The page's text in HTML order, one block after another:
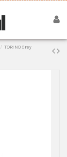
TORINO Grey